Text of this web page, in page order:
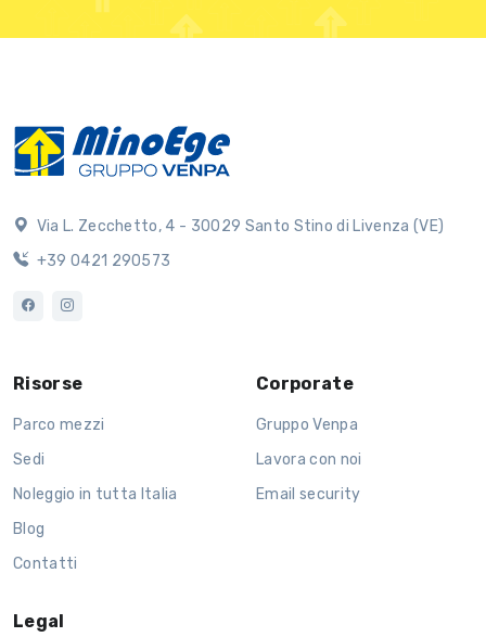
Via L. Zecchetto, 4 - 30029 Santo Stino di Livenza (VE)
+39 0421 290573
Risorse
Parco mezzi
Sedi
Noleggio in tutta Italia
Blog
Contatti
Corporate
Gruppo Venpa
Lavora con noi
Email security
Legal